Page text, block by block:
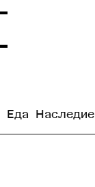
Еда Наследие